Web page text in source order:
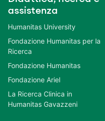
assistenza
Humanitas University
Fondazione Humanitas per la
Ricerca
Fondazione Humanitas
Fondazione Ariel
La Ricerca Clinica in
Humanitas Gavazzeni